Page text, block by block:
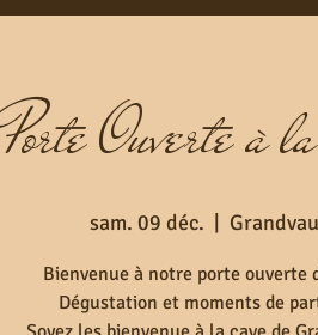
Porte Ouverte à
sam. 09 déc.
Bienvenue à notre porte ouverte
Dégustation et moments de